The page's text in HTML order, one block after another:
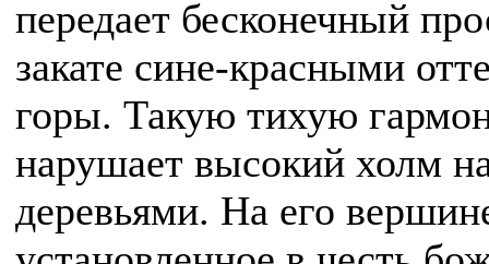
передает бесконечный
закате сине-красными
горы. Такую тихую
нарушает высокий холм
деревьями. На его